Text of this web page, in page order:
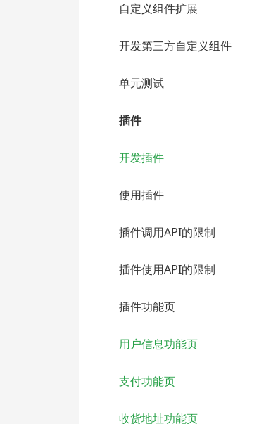
自定义组件扩展
开发第三方自定义组件
单元测试
插件
开发插件
使用插件
插件调用API的限制
插件使用API的限制
插件功能页
用户信息功能页
支付功能页
收货地址功能页